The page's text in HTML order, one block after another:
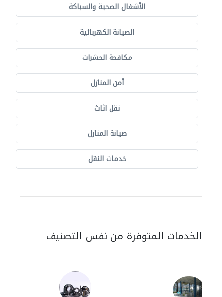
الأشغال الصحية والسباكة
الصيانة الكهربائية
مكافحة الحشرات
أمن المنازل
نقل اثاث
صيانة المنازل
خدمات النقل
الخدمات المتوفرة من نفس التصنيف